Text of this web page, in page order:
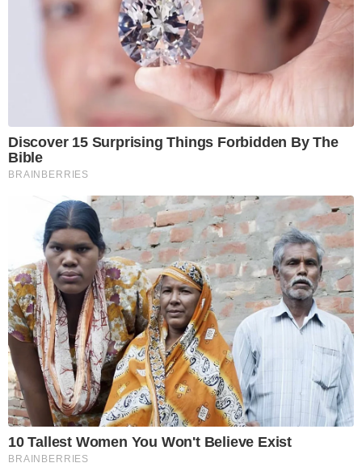
Discover 15 Surprising Things Forbidden By The
Bible
BRAINBERRIES
10 Tallest Women You Won't Believe Exist
BRAINBERRIES